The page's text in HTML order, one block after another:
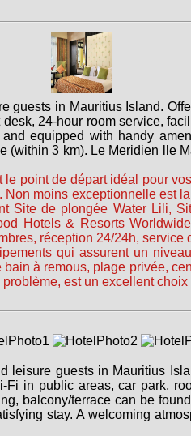
in Mauritius Island.
24-hour room service,
equipped with handy
(within 3 km). Le Meridien lle
point de départ idéal pour
moins exceptionnelle est
Site de plongée Water Lili,
Hotels & Resorts
réception 24/24h,
qui assurent un
à remous, plage privée,
est un excellent choix
leisure guests in Mauritius
in public areas, car park,
balcony/terrace can be
stay. A welcoming